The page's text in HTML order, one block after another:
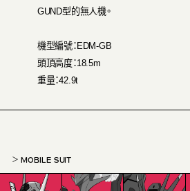
GUND型的無人機。
機型編號：EDM-GB
頭頂高度：18.5m
重量：42.9t
MOBILE SUIT